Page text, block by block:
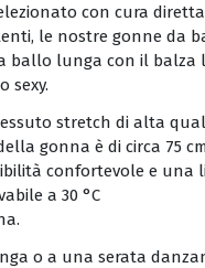
con cura
le nostre gonne da
ballo lunga con il balza
sexy.
stretch di alta
gonna è di circa 75
confortevole e
a 30 °C
o a una serata